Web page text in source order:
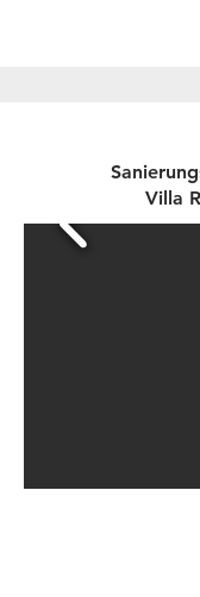
Villa